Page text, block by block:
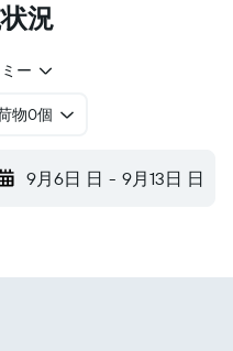
況
ー
物0個
9月6日 日 - 9月13日 日